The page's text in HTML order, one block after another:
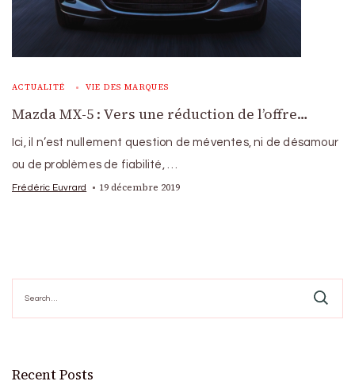
ACTUALITÉ VIE DES MARQUES
Mazda MX-5 : Vers une réduction de l’offre…
Ici, il n’est nullement question de méventes, ni de désamour
ou de problèmes de fiabilité, …
Frédéric Euvrard 19 décembre 2019
for:
Recent Posts